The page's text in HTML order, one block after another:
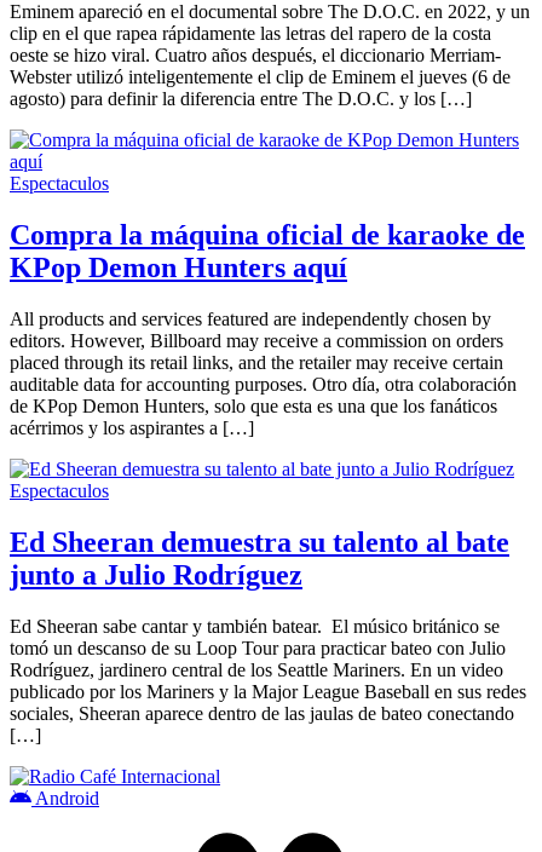
Eminem apareció en el documental sobre The D.O.C. en 2022, y un
clip en el que rapea rápidamente las letras del rapero de la costa
oeste se hizo viral. Cuatro años después, el diccionario Merriam-
Webster utilizó inteligentemente el clip de Eminem el jueves (6 de
agosto) para definir la diferencia entre The D.O.C. y los […]
Espectaculos
Compra la máquina oficial de karaoke de
KPop Demon Hunters aquí
All products and services featured are independently chosen by
editors. However, Billboard may receive a commission on orders
placed through its retail links, and the retailer may receive certain
auditable data for accounting purposes. Otro día, otra colaboración
de KPop Demon Hunters, solo que esta es una que los fanáticos
acérrimos y los aspirantes a […]
Espectaculos
Ed Sheeran demuestra su talento al bate
junto a Julio Rodríguez
Ed Sheeran sabe cantar y también batear. El músico británico se
tomó un descanso de su Loop Tour para practicar bateo con Julio
Rodríguez, jardinero central de los Seattle Mariners. En un video
publicado por los Mariners y la Major League Baseball en sus redes
sociales, Sheeran aparece dentro de las jaulas de bateo conectando
[…]
Android